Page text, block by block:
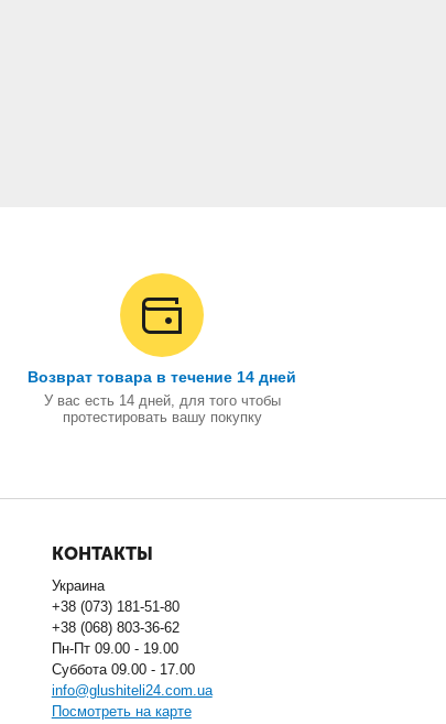
Возврат товара в течение 14 дней
У вас есть 14 дней, для того чтобы
протестировать вашу покупку
КОНТАКТЫ
Украина
+38 (073) 181-51-80
+38 (068) 803-36-62
Пн-Пт 09.00 - 19.00
Суббота 09.00 - 17.00
info@glushiteli24.com.ua
Посмотреть на карте